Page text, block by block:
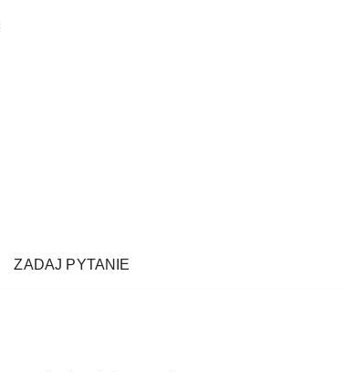
ZADAJ PYTANIE